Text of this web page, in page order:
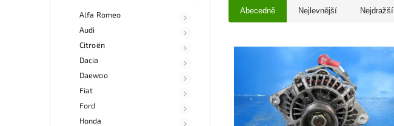
Alfa Romeo
Audi
Citroën
Dacia
Daewoo
Fiat
Ford
Honda
Abecedně Nejlevnější Nejdražší